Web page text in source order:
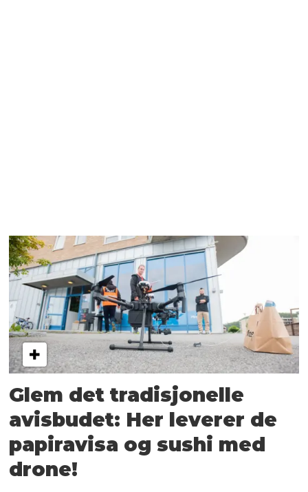
Glem det tradisjonelle
avis­budet: Her leverer de
papir­avisa og sushi med
drone!